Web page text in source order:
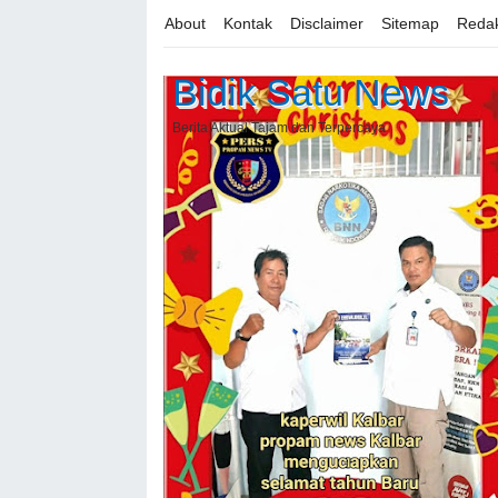
About Kontak Disclaimer Sitemap
Bidik Satu News
Berita Aktual Tajam dan Terpercaya